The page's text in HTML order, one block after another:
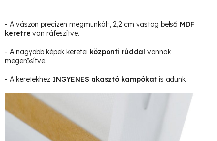
- A vászon precízen megmunkált, 2,2 cm vastag belső MDF
keretre van ráfeszítve.
- A nagyobb képek keretei központi rúddal vannak
megerősítve.
- A keretekhez INGYENES akasztó kampókat is adunk.